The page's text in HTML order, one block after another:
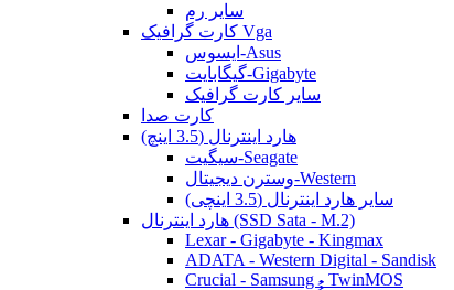
سایر رم
کارت گرافیک Vga
ایسوس-Asus
گیگابایت-Gigabyte
سایر کارت گرافیک
کارت صدا
هارد اینترنال (3.5 اینچ)
سیگیت-Seagate
وسترن دیجیتال-Western
سایر هارد اینترنال (3.5 اینچی)
هارد اینترنال (SSD Sata - M.2)
Lexar - Gigabyte - Kingmax
ADATA - Western Digital - Sandisk
Crucial - Samsung - TwinMOS